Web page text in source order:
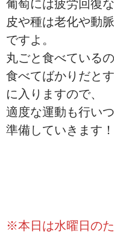
葡萄には疲労回復
皮や種は老化や動
ですよ。
丸ごと食べている
食べてばかりだと
に入りますので、
適度な運動も行い
準備していきます！
※本日は水曜日の